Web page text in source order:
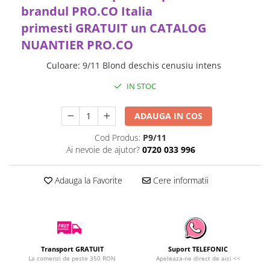
brandul PRO.CO Italia
primesti GRATUIT un CATALOG
NUANTIER PRO.CO
Culoare: 9/11 Blond deschis cenusiu intens
IN STOC
ADAUGA IN COS
Cod Produs: P9/11
Ai nevoie de ajutor? 0720 033 996
Adauga la Favorite Cere informatii
Transport GRATUIT
La comenzi de peste 350 RON
Suport TELEFONIC
Apeleaza-ne direct de aici <<